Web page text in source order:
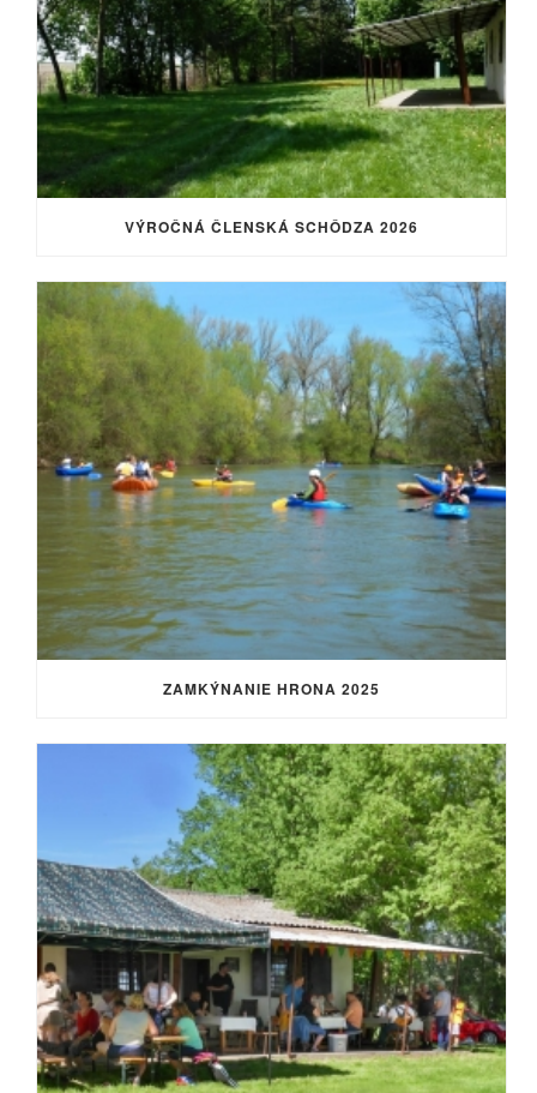
VÝROČNÁ ČLENSKÁ SCHÔDZA 2026
ZAMKÝNANIE HRONA 2025